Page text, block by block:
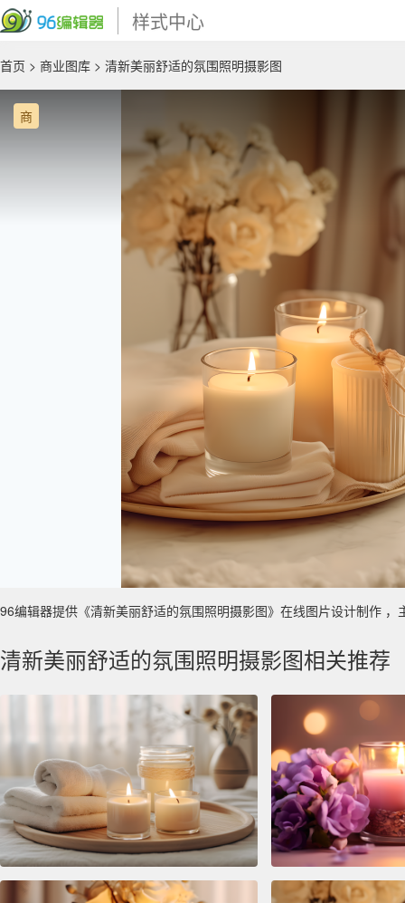
样式中心
首页 > 商业图库 > 清新美丽舒适的氛围照明摄影图
商
96编辑器提供《清新美丽舒适的氛围照明摄影图》在线图片设计制作
清新美丽舒适的氛围照明摄影图相关推荐